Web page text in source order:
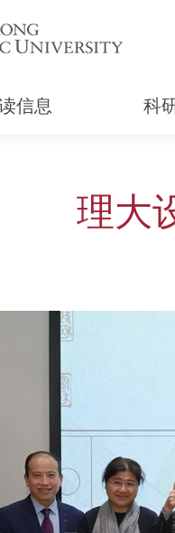
信息 科
理大